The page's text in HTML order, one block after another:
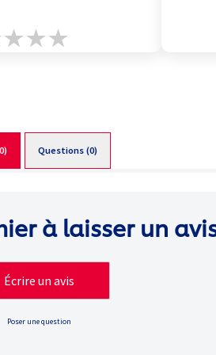
Aucune
évaluation
soumise
Questions (0)
à laisser un
Écrire un avis
Poser une question